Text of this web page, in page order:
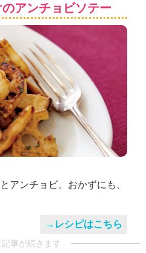
アンチョビソテー
アンチョビ。おかずにも、
→レシピはこちら
事が続きます